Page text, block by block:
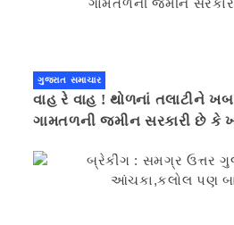
ગુજરાત સમાચાર
વાહ રે વાહ ! થોળનાં તલાટીને
ગામતળની જમીન સરકારી છે કે